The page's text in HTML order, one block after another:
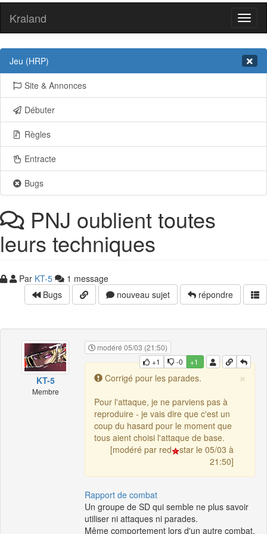
Kraland
Jeu (HRP)
Site & Annonces
Débuter
Règles
Entracte
Bugs
PNJ oublient toutes
leurs techniques
Par KT-5
1 message
Bugs
nouveau sujet répondre
KT-5
Membre
modéré 05/03 (21:50)
+1
-0 +1
×
Corrigé pour les parades.
Pour l'attaque, je ne parviens pas à
reproduire - je vais dire que c'est un
coup du hasard pour le moment que
tous aient choisi l'attaque de base.
[modéré par red
star le 05/03 à
21:50]
Rapport de combat
Un groupe de SD qui semble ne plus savoir
utiliser ni attaques ni parades.
Même comportement lors d'un autre combat.